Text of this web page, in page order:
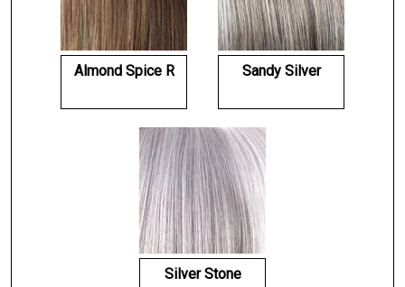
Almond Spice R Sandy Silver
Silver Stone